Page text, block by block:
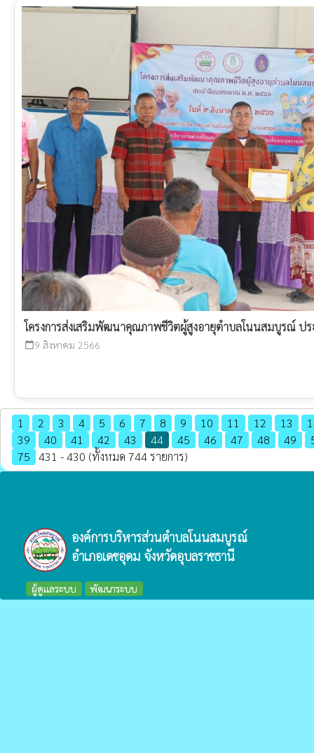
โครงการส่งเสริมพัฒนาคุณภาพชีวิตผู้สูงอายุตำบลโนนสมบูรณ์ ป
calendar_today 9 สิงหาคม 2566
1 2 3 4 5 6 7 8 9 10 11 12 13
39
40 41 42 43 44 45 46 47 48 49
75
431 - 430 (ทั้งหมด 744 รายการ)
องค์การบริหารส่วนตำบลโนนสมบูรณ์
อำเภอเดชอุดม จังหวัดอุบลราชธานี
ผู้ดูแลระบบ พัฒนาระบบ